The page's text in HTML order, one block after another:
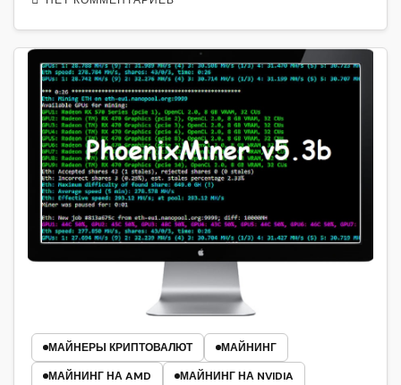
МАЙНЕРЫ КРИПТОВАЛЮТ
МАЙНИНГ
МАЙНИНГ НА AMD
МАЙНИНГ НА NVIDIA